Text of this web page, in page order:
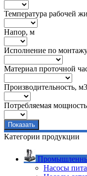
Температура рабочей
Напор, м
Исполнение по
Материал проточной
Производительность, м3
Потребляемая
Категории продукции
Насосы